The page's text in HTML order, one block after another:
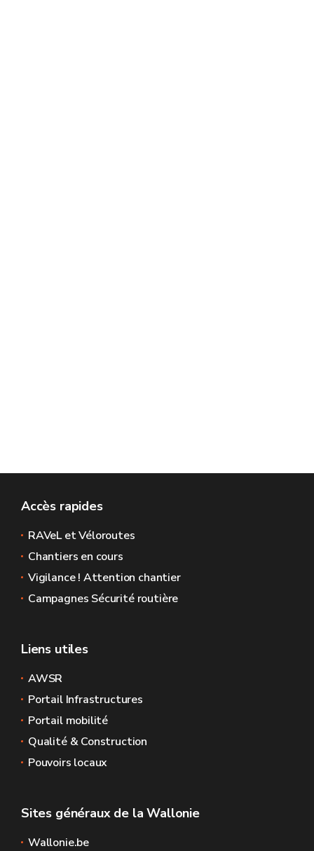
Accès rapides
RAVeL et Véloroutes
Chantiers en cours
Vigilance ! Attention chantier
Campagnes Sécurité routière
Liens utiles
AWSR
Portail Infrastructures
Portail mobilité
Qualité & Construction
Pouvoirs locaux
Sites généraux de la Wallonie
Wallonie.be